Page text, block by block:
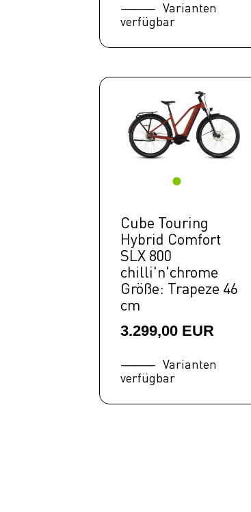
Varianten
verfügbar
Cube Touring
Hybrid Comfort
SLX 800
chilli'n'chrome
Größe: Trapeze 46
cm
3.299,00 EUR
Varianten
verfügbar